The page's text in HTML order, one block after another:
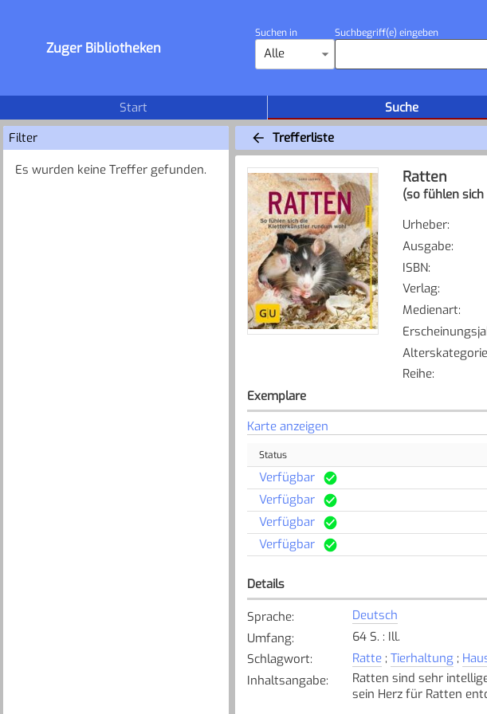
Zuger Bibliotheken
Suchen in
Alle
Suchbegriff(e) eingeben
Start Suche
Filter
Es wurden keine Treffer gefunden.
Trefferliste
Ratten
(so fühlen
Urheber:
Ausgabe:
ISBN:
Verlag:
Medienart:
Alterskategorie
Reihe:
Exemplare
Karte anzeigen
Status
Verfügbar
Verfügbar
Verfügbar
Verfügbar
Details
Sprache:
Deutsch
Umfang:
64 S. : Ill.
Schlagwort: Ratte; Tierhaltung;
Inhaltsangabe:
Ratten sind sehr
sein Herz für Ratten